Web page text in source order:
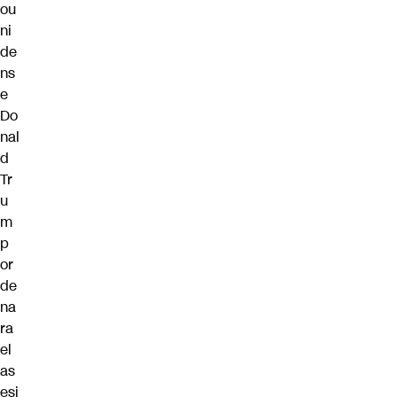
ou
ni
de
ns
e
Do
nal
d
Tr
u
m
p
or
de
na
ra
el
as
esi